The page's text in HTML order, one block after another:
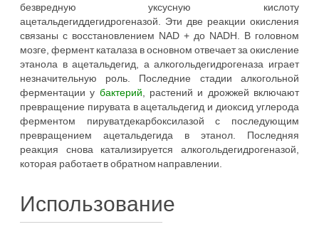
безвредную уксусную кислоту
ацетальдегиддегидрогеназой. Эти две реакции окисления
связаны с восстановлением NAD + до NADH. В головном
мозге, фермент каталаза в основном отвечает за окисление
этанола в ацетальдегид, а алкогольдегидрогеназа играет
незначительную роль. Последние стадии алкогольной
ферментации у бактерий , растений и дрожжей включают
превращение пирувата в ацетальдегид и диоксид углерода
ферментом пируватдекарбоксилазой с последующим
превращением ацетальдегида в этанол. Последняя
реакция снова катализируется алкогольдегидрогеназой,
которая работает в обратном направлении.
Использование